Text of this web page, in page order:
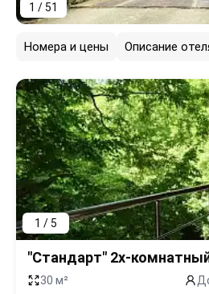
1 / 51
Номера и цены Описание
1 / 5
"Стандарт" 2х-
30 м²